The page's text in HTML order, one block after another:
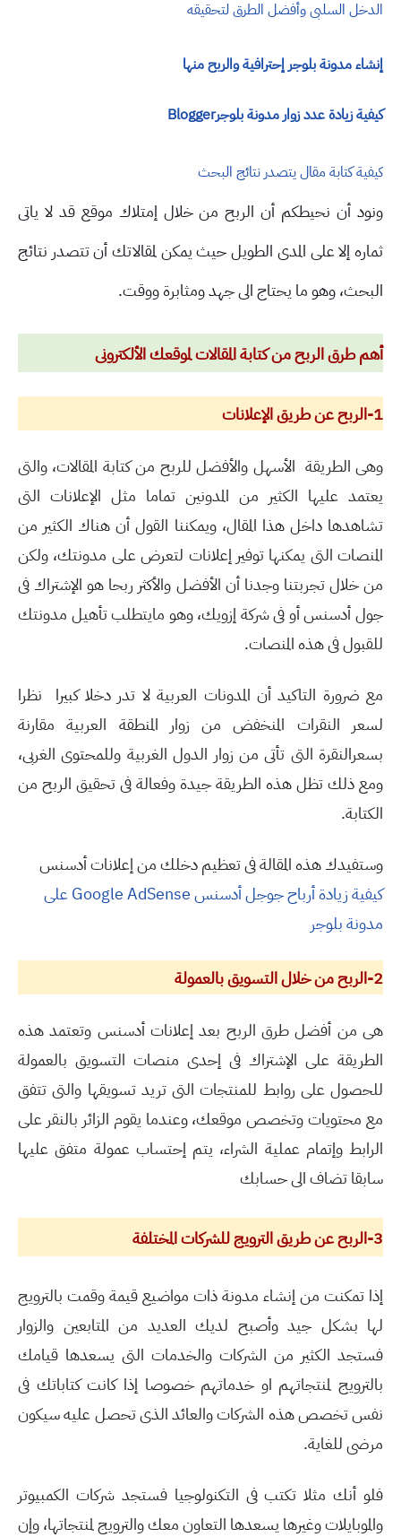
الدخل السلبى وأفضل الطرق لتحقيقه
إنشاء مدونة بلوجر إحترافية والربح منها
كيفية زيادة عدد زوار مدونة بلوجرBlogger
كيفية كتابة مقال يتصدر نتائج البحث
ونود أن نحيطكم أن الربح من خلال إمتلاك موقع قد لا ياتى
ثماره إلا على المدى الطويل حيث يمكن لمقالاتك أن تتصدر نتائج
البحث، وهو ما يحتاج الى جهد ومثابرة ووقت.
أهم طرق الربح من كتابة المقالات لموقعك الألكترونى
1-الربح عن طريق الإعلانات
وهى الطريقة الأسهل والأفضل للربح من كتابة المقالات، والتى
يعتمد عليها الكثير من المدونين تماما مثل الإعلانات التى
تشاهدها داخل هذا المقال، ويمكننا القول أن هناك الكثير من
المنصات التى يمكنها توفير إعلانات لتعرض على مدونتك، ولكن
من خلال تجربتنا وجدنا أن الأفضل والأكثر ربحا هو الإشتراك فى
جول أدسنس أو فى شركة إزويك، وهو مايتطلب تأهيل مدونتك
للقبول فى هذه المنصات.
مع ضرورة التاكيد أن المدونات العربية لا تدر دخلا كبيرا
نظرا
لسعر النقرات المنخفض من زوار المنطقة العربية مقارنة
بسعرالنقرة التى تأتى من زوار الدول الغربية وللمحتوى الغربى،
ومع ذلك تظل هذه الطريقة جيدة وفعالة فى تحقيق الربح من
الكتابة.
وستفيدك هذه المقالة فى تعظيم دخلك من إعلانات أدسنس
كيفية زيادة أرباح جوجل أدسنسGoogle AdSense على
مدونة بلوجر
2-الربح من خلال التسويق بالعمولة
هى من أفضل طرق الربح بعد إعلانات أدسنس وتعتمد هذه
الطريقة على الإشتراك فى إحدى منصات التسويق بالعمولة
للحصول على روابط للمنتجات التى تريد تسويقها والتى تتفق
مع محتويات وتخصص موقعك، وعندما يقوم الزائر بالنقر على
الرابط وإتمام عملية الشراء، يتم إحتساب عمولة متفق عليها
سابقا تضاف الى حسابك
3-الربح عن طريق الترويج للشركات المختلفة
إذا تمكنت من إنشاء مدونة ذات مواضيع قيمة وقمت بالترويج
لها بشكل جيد وأصبح لديك العديد من المتابعين والزوار
فستجد الكثير من الشركات والخدمات التى يسعدها قيامك
بالترويج لمنتجاتهم او خدماتهم خصوصا إذا كانت كتاباتك فى
نفس تخصص هذه الشركات والعائد الذى تحصل عليه سيكون
مرضى للغاية.
فلو أنك مثلا تكتب فى التكنولوجيا فستجد شركات الكمبيوتر
والموبايلات وغيرها يسعدها التعاون معك والترويج لمنتجاتها، وإن